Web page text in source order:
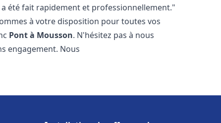
été fait rapidement et professionnellement."
à votre disposition pour toutes vos
Pont à Mousson. N'hésitez pas à nous
engagement. Nous